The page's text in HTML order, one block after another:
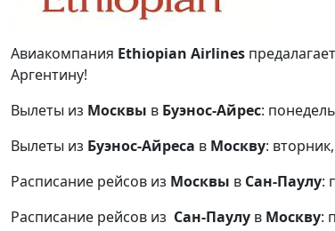
Авиакомпания Ethiopian Airlines
Аргентину!
Вылеты из Москвы в Буэнос-Айрес:
Вылеты из Буэнос-Айреса в Москву:
Расписание рейсов из Москвы в Сан-Паулу:
Расписание рейсов из Сан-Паулу в Москву: